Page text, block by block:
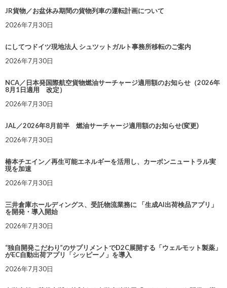
JR貨物／お盆休み期間の貨物列車の運転計画について
2026年7月30日
にしてつドイツ現地法人 シュツットガルト事務所移転のご案内
2026年7月30日
NCA／日本発国際航空貨物燃油サーチャージ適用額のお知らせ（2026年
8月1日適用 改定）
2026年7月30日
JAL／2026年8月前半 燃油サーチャージ適用額のお知らせ(変更)
2026年7月30日
椿本チエイン／再生可能エネルギーを活用し、カーボンニュートラル実
現を加速
2026年7月30日
三井倉庫ホールディングス、受託物流業務に 「生成AI出荷検品アプリ」
を開発・導入開始
2026年7月30日
“独自開発こだわり”のサプリメントでD2C展開する「ウェルモット製薬」
がEC自動出荷アプリ「シッピーノ」を導入
2026年7月30日